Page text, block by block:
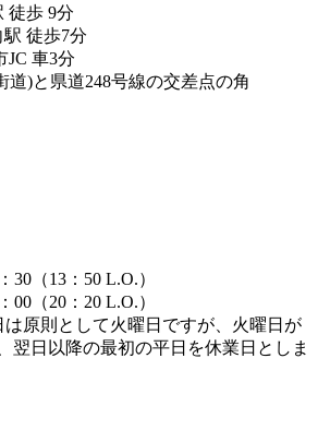
徒歩 9分
徒歩7分
JC 車3分
道)と県道248号線の交差点の角
30（13：50 L.O.）
00（20：20 L.O.）
は原則として火曜日ですが、火曜日が
翌日以降の最初の平日を休業日としま